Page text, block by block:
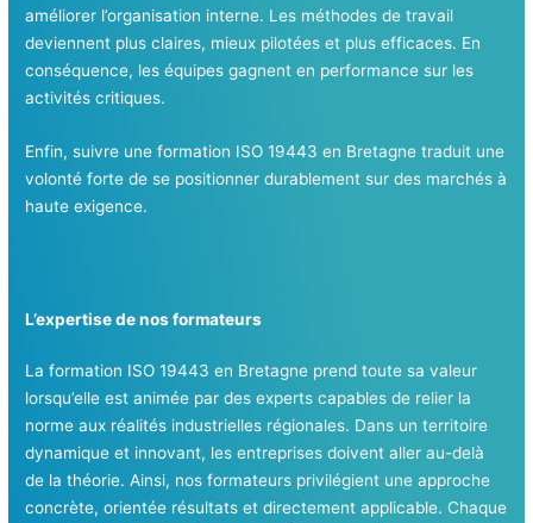
améliorer l’organisation interne. Les méthodes de travail
deviennent plus claires, mieux pilotées et plus efficaces. En
conséquence, les équipes gagnent en performance sur les
activités critiques.
Enfin, suivre une formation ISO 19443 en Bretagne traduit une
volonté forte de se positionner durablement sur des marchés à
haute exigence.
L’expertise de nos formateurs
La formation ISO 19443 en Bretagne prend toute sa valeur
lorsqu’elle est animée par des experts capables de relier la
norme aux réalités industrielles régionales. Dans un territoire
dynamique et innovant, les entreprises doivent aller au-delà
de la théorie. Ainsi, nos formateurs privilégient une approche
concrète, orientée résultats et directement applicable. Chaque